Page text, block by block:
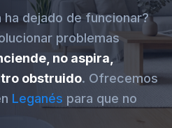
ha dejado de funcionar?
problemas
no aspira,
obstruido. Ofrecemos
Leganés para que no